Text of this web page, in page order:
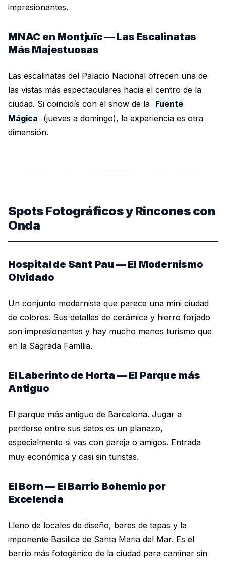
impresionantes.
MNAC en Montjuïc — Las Escalinatas
Más Majestuosas
Las escalinatas del Palacio Nacional ofrecen una de
las vistas más espectaculares hacia el centro de la
ciudad. Si coincidís con el show de la Fuente
Mágica
(jueves a domingo), la experiencia es otra
dimensión.
Spots Fotográficos y Rincones con
Onda
Hospital de Sant Pau — El Modernismo
Olvidado
Un conjunto modernista que parece una mini ciudad
de colores. Sus detalles de cerámica y hierro forjado
son impresionantes y hay mucho menos turismo que
en la Sagrada Família.
El Laberinto de Horta — El Parque más
Antiguo
El parque más antiguo de Barcelona. Jugar a
perderse entre sus setos es un planazo,
especialmente si vas con pareja o amigos. Entrada
muy económica y casi sin turistas.
El Born — El Barrio Bohemio por
Excelencia
Lleno de locales de diseño, bares de tapas y la
imponente Basílica de Santa Maria del Mar. Es el
barrio más fotogénico de la ciudad para caminar sin